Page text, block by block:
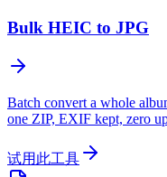
Bulk HEIC to JPG
Batch convert a whole
one ZIP, EXIF kept, zero
试用此工具